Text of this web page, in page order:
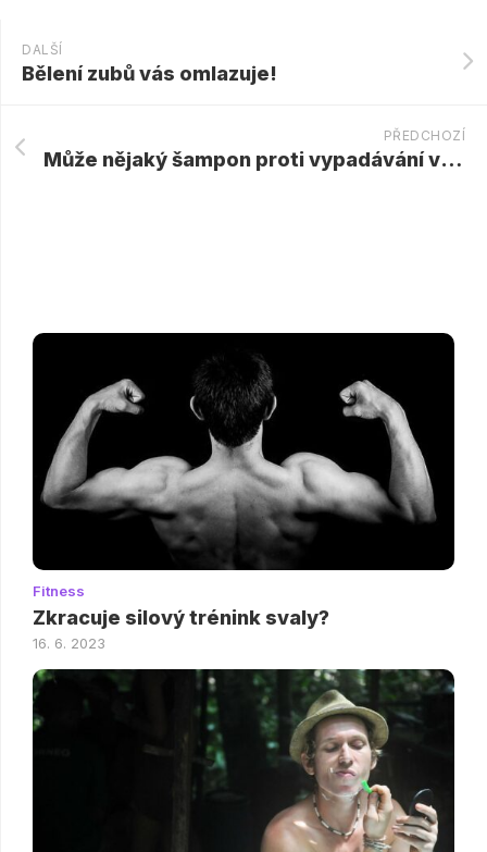
DALŠÍ
Bělení zubů vás omlazuje!
PŘEDCHOZÍ
Může nějaký šampon proti vypadávání vlasů zastavit mužskou plešatost?
Fitness
Zkracuje silový trénink svaly?
16. 6. 2023